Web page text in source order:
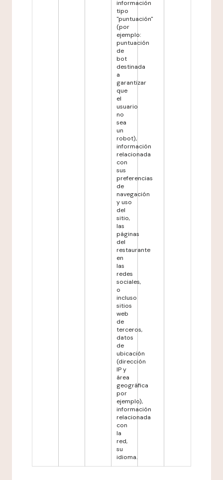
información
tipo
"puntuación"
(por
ejemplo:
puntuación
de
bot
destinada
a
garantizar
que
el
usuario
no
sea
un
robot),
información
relacionada
con
sus
preferencias
de
navegación
y uso
del
sitio,
las
páginas
del
restaurante
en
las
redes
sociales,
o
incluso
sitios
web
de
terceros,
datos
de
ubicación
(dirección
IP y
área
geográfica
por
ejemplo),
información
relacionada
con
la
red,
su
idioma.